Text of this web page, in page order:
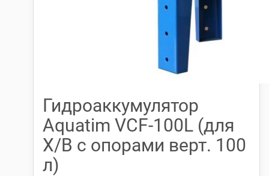
Гидроаккумулятор
Aquatim VCF-100L (для
Х/В с опорами верт. 100
л)